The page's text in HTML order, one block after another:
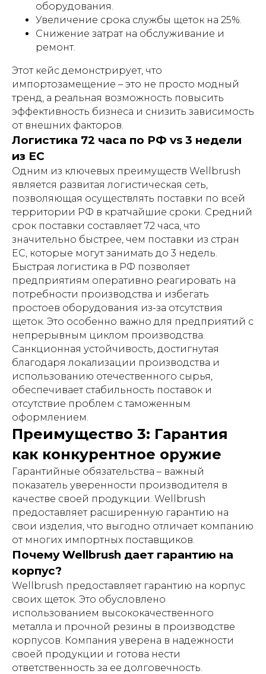
оборудования.
Увеличение срока службы щеток на 25%.
Снижение затрат на обслуживание и
ремонт.
Этот кейс демонстрирует, что
импортозамещение – это не просто модный
тренд, а реальная возможность повысить
эффективность бизнеса и снизить зависимость
от внешних факторов.
Логистика 72 часа по РФ vs 3 недели
из ЕС
Одним из ключевых преимуществ Wellbrush
является развитая логистическая сеть,
позволяющая осуществлять поставки по всей
территории РФ в кратчайшие сроки. Средний
срок поставки составляет 72 часа, что
значительно быстрее, чем поставки из стран
ЕС, которые могут занимать до 3 недель.
Быстрая логистика в РФ позволяет
предприятиям оперативно реагировать на
потребности производства и избегать
простоев оборудования из-за отсутствия
щеток. Это особенно важно для предприятий с
непрерывным циклом производства.
Санкционная устойчивость, достигнутая
благодаря локализации производства и
использованию отечественного сырья,
обеспечивает стабильность поставок и
отсутствие проблем с таможенным
оформлением.
Преимущество 3: Гарантия
как конкурентное оружие
Гарантийные обязательства – важный
показатель уверенности производителя в
качестве своей продукции. Wellbrush
предоставляет расширенную гарантию на
свои изделия, что выгодно отличает компанию
от многих импортных поставщиков.
Почему Wellbrush дает гарантию на
корпус?
Wellbrush предоставляет гарантию на корпус
своих щеток. Это обусловлено
использованием высококачественного
металла и прочной резины в производстве
корпусов. Компания уверена в надежности
своей продукции и готова нести
ответственность за ее долговечность.